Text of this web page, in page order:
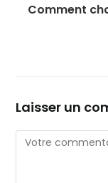
Comment
Laisser un